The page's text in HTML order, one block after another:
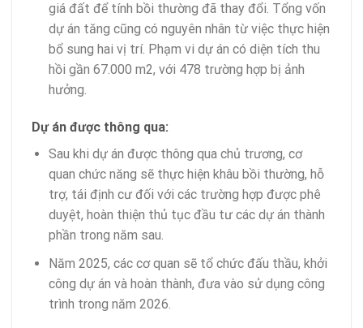
giá đất để tính bồi thường đã thay đổi. Tổng vốn
dự án tăng cũng có nguyên nhân từ việc thực hiện
bổ sung hai vị trí. Phạm vi dự án có diện tích thu
hồi gần 67.000 m2, với 478 trường hợp bị ảnh
hưởng.
Dự án được thông qua:
Sau khi dự án được thông qua chủ trương, cơ
quan chức năng sẽ thực hiện khâu bồi thường, hỗ
trợ, tái định cư đối với các trường hợp được phê
duyệt, hoàn thiện thủ tục đầu tư các dự án thành
phần trong năm sau.
Năm 2025, các cơ quan sẽ tổ chức đấu thầu, khởi
công dự án và hoàn thành, đưa vào sử dụng công
trình trong năm 2026.